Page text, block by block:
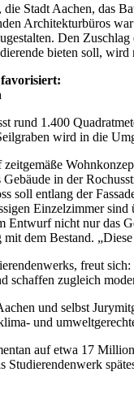
die Stadt Aachen, das
Architekturbüros
Den
bieten soll,
rund 1.400
wird in die
in der
soll entlang der
Einzelzimmer
Entwurf nicht nur das
dem Bestand.
freut
schaffen zugleich
und selbst
und
auf etwa 17